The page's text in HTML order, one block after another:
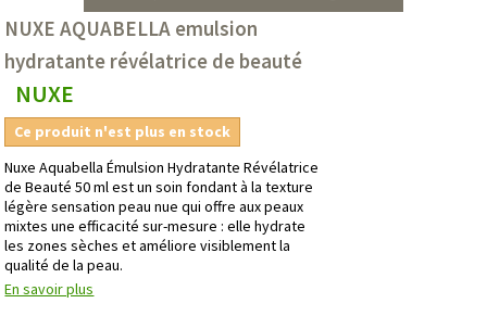
NUXE AQUABELLA emulsion
hydratante révélatrice de beauté
NUXE
Ce produit n'est plus en stock
Nuxe Aquabella Émulsion Hydratante Révélatrice
de Beauté 50 ml est un soin fondant à la texture
légère sensation peau nue qui offre aux peaux
mixtes une efficacité sur-mesure : elle hydrate
les zones sèches et améliore visiblement la
qualité de la peau.
En savoir plus